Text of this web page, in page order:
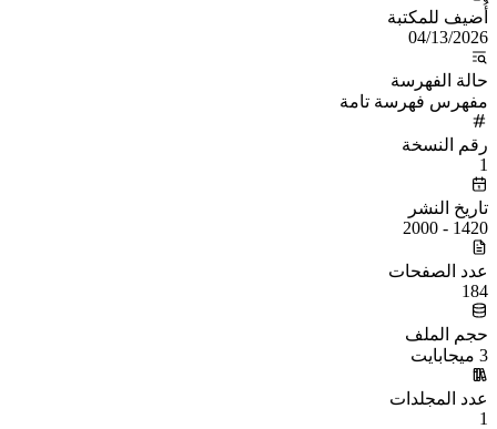
أُضيف للمكتبة
04/13/2026
حالة الفهرسة
مفهرس فهرسة تامة
رقم النسخة
1
تاريخ النشر
1420 - 2000
عدد الصفحات
184
حجم الملف
3 ميجابايت
عدد المجلدات
1